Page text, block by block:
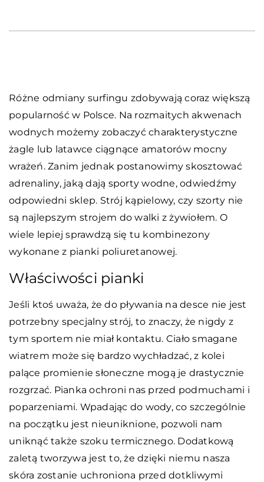
Różne odmiany surfingu zdobywają coraz większą
popularność w Polsce. Na rozmaitych akwenach
wodnych możemy zobaczyć charakterystyczne
żagle lub latawce ciągnące amatorów mocny
wrażeń. Zanim jednak postanowimy skosztować
adrenaliny, jaką dają sporty wodne, odwiedźmy
odpowiedni sklep. Strój kąpielowy, czy szorty nie
są najlepszym strojem do walki z żywiołem. O
wiele lepiej sprawdzą się tu kombinezony
wykonane z pianki poliuretanowej.
Właściwości pianki
Jeśli ktoś uważa, że do pływania na desce nie jest
potrzebny specjalny strój, to znaczy, że nigdy z
tym sportem nie miał kontaktu. Ciało smagane
wiatrem może się bardzo wychładzać, z kolei
palące promienie słoneczne mogą je drastycznie
rozgrzać. Pianka ochroni nas przed podmuchami i
poparzeniami. Wpadając do wody, co szczególnie
na początku jest nieuniknione, pozwoli nam
uniknąć także szoku termicznego. Dodatkową
zaletą tworzywa jest to, że dzięki niemu nasza
skóra zostanie uchroniona przed dotkliwymi